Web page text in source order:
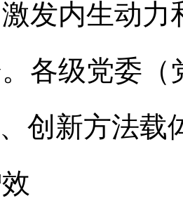
发内生动力
各级党委（
创新方法载